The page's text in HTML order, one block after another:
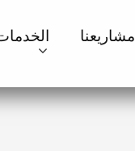
مشاريعنا